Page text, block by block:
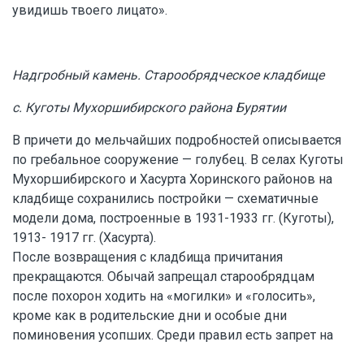
увидишь твоего лицато».
Надгробный камень. Старообрядческое кладбище
с. Куготы Мухоршибирского района Бурятии
В причети до мельчайших подробностей описывается
по гребальное сооружение — голубец. В селах Куготы
Мухоршибирского и Хасурта Хоринского районов на
кладбище сохранились постройки — схематичные
модели дома, построенные в 1931-1933 гг. (Куготы),
1913- 1917 гг. (Хасурта).
После возвращения с кладбища причитания
прекращаются. Обычай запрещал старообрядцам
после похорон ходить на «могилки» и «голосить»,
кроме как в родительские дни и особые дни
поминовения усопших. Среди правил есть запрет на